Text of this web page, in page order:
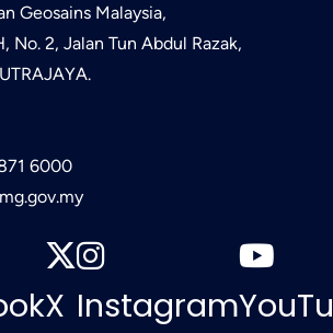
Geosains Malaysia,
No. 2, Jalan Tun Abdul Razak,
6000
X Instagram